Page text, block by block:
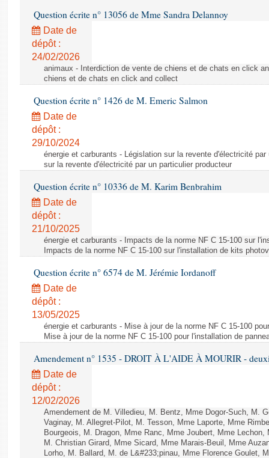
Question écrite n° 13056 de Mme Sandra Delannoy
Date de
dépôt :
24/02/2026
animaux - Interdiction de vente de chiens et de chats en click
chiens et de chats en click and collect
Question écrite n° 1426 de M. Emeric Salmon
Date de
dépôt :
29/10/2024
énergie et carburants - Législation sur la revente d'électricité
sur la revente d'électricité par un particulier producteur
Question écrite n° 10336 de M. Karim Benbrahim
Date de
dépôt :
21/10/2025
énergie et carburants - Impacts de la norme NF C 15-100 sur
Impacts de la norme NF C 15-100 sur l'installation de kits
Question écrite n° 6574 de M. Jérémie Iordanoff
Date de
dépôt :
13/05/2025
énergie et carburants - Mise à jour de la norme NF C 15-100
Mise à jour de la norme NF C 15-100 pour l'installation de
Amendement n° 1535 - DROIT À L'AIDE À MOURIR -
Date de
dépôt :
12/02/2026
Amendement de M. Villedieu, M. Bentz, Mme Dogor-Such, M.
Vaginay, M. Allegret-Pilot, M. Tesson, Mme Laporte, Mme
Bourgeois, M. Dragon, Mme Ranc, Mme Joubert, Mme
M. Christian Girard, Mme Sicard, Mme Marais-Beuil, Mme
Lorho, M. Ballard, M. de L&#233;pinau, Mme Florence Goulet,